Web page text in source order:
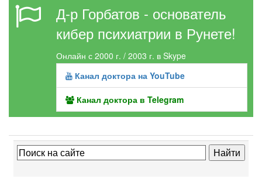
Д-р Горбатов - основатель
кибер психиатрии в Рунете!
Онлайн с 2000 г. / 2003 г. в Skype
Канал доктора на YouTube
Канал доктора в Telegram